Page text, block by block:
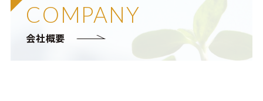
COMPANY
会社概要